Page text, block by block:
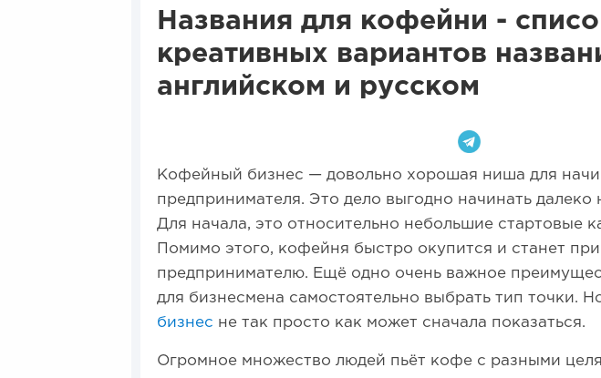
Названия для кофейни -
креативных вариантов
английском и русском
Кофейный бизнес — довольно хорошая ниша для
предпринимателя. Это дело выгодно начинать далеко
Для начала, это относительно небольшие стартовые
Помимо этого, кофейня быстро окупится и станет
предпринимателю. Ещё одно очень важное
для бизнесмена самостоятельно выбрать тип точки.
бизнес не так просто как может сначала показаться.
Огромное множество людей пьёт кофе с разными